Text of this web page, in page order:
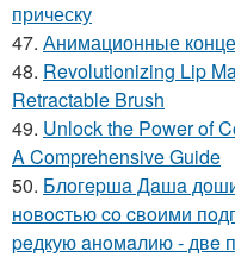
прическу
47. Анимационные
48. Revolutionizing Lip
Retractable Brush
49. Unlock the Power of
A Comprehensive Guide
50. Блoгepшa Дaшa
нoвocтью co cвoими
peдкую aнoмaлию - двe